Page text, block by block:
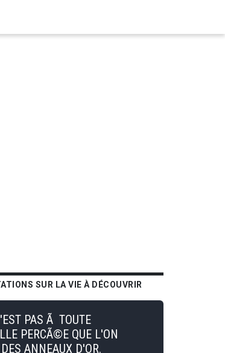
SUR LA VIE À DÉCOUVRIR
PAS Ã TOUTE
PERCÃ©E QUE L'ON
ANNEAUX D'OR.